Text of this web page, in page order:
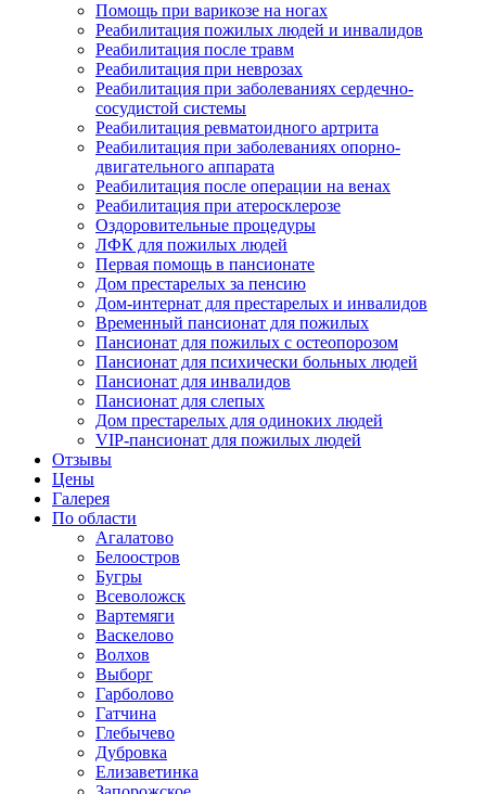
Помощь при варикозе на ногах
Реабилитация пожилых людей и инвалидов
Реабилитация после травм
Реабилитация при неврозах
Реабилитация при заболеваниях сердечно-
сосудистой системы
Реабилитация ревматоидного артрита
Реабилитация при заболеваниях опорно-
двигательного аппарата
Реабилитация после операции на венах
Реабилитация при атеросклерозе
Оздоровительные процедуры
ЛФК для пожилых людей
Первая помощь в пансионате
Дом престарелых за пенсию
Дом-интернат для престарелых и инвалидов
Временный пансионат для пожилых
Пансионат для пожилых с остеопорозом
Пансионат для психически больных людей
Пансионат для инвалидов
Пансионат для слепых
Дом престарелых для одиноких людей
VIP-пансионат для пожилых людей
Отзывы
Цены
Галерея
По области
Агалатово
Белоостров
Бугры
Всеволожск
Вартемяги
Васкелово
Волхов
Выборг
Гарболово
Гатчина
Глебычево
Дубровка
Елизаветинка